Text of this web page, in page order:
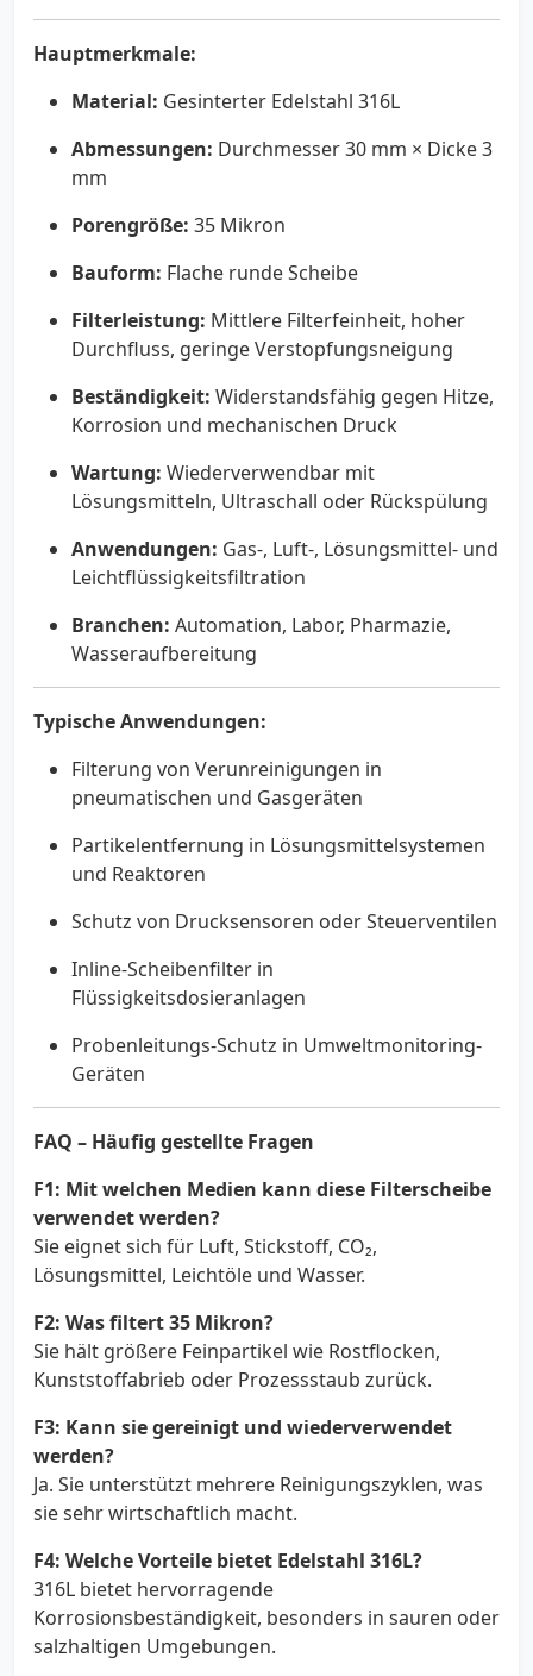
Hauptmerkmale:
Material: Gesinterter Edelstahl 316L
Abmessungen: Durchmesser 30 mm × Dicke 3
mm
Porengröße: 35 Mikron
Bauform: Flache runde Scheibe
Filterleistung: Mittlere Filterfeinheit, hoher
Durchfluss, geringe Verstopfungsneigung
Beständigkeit: Widerstandsfähig gegen Hitze,
Korrosion und mechanischen Druck
Wartung: Wiederverwendbar mit
Lösungsmitteln, Ultraschall oder Rückspülung
Anwendungen: Gas-, Luft-, Lösungsmittel- und
Leichtflüssigkeitsfiltration
Branchen: Automation, Labor, Pharmazie,
Wasseraufbereitung
Typische Anwendungen:
Filterung von Verunreinigungen in
pneumatischen und Gasgeräten
Partikelentfernung in Lösungsmittelsystemen
und Reaktoren
Schutz von Drucksensoren oder Steuerventilen
Inline-Scheibenfilter in
Flüssigkeitsdosieranlagen
Probenleitungs-Schutz in Umweltmonitoring-
Geräten
FAQ – Häufig gestellte Fragen
F1: Mit welchen Medien kann diese Filterscheibe
verwendet werden?
Sie eignet sich für Luft, Stickstoff, CO₂,
Lösungsmittel, Leichtöle und Wasser.
F2: Was filtert 35 Mikron?
Sie hält größere Feinpartikel wie Rostflocken,
Kunststoffabrieb oder Prozessstaub zurück.
F3: Kann sie gereinigt und wiederverwendet
werden?
Ja. Sie unterstützt mehrere Reinigungszyklen, was
sie sehr wirtschaftlich macht.
F4: Welche Vorteile bietet Edelstahl 316L?
316L bietet hervorragende
Korrosionsbeständigkeit, besonders in sauren oder
salzhaltigen Umgebungen.